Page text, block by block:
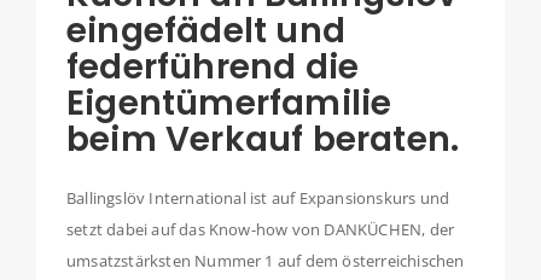
eingefädelt und
federführend die
Eigentümerfamilie
beim Verkauf beraten.
Ballingslöv International ist auf Expansionskurs und
setzt dabei auf das Know-how von DANKÜCHEN, der
umsatzstärksten Nummer 1 auf dem österreichischen